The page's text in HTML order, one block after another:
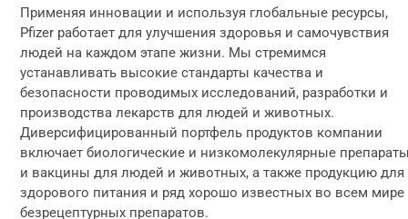
Применяя инновации и используя глобальные ресурсы,
Pfizer работает для улучшения здоровья и самочувствия
людей на каждом этапе жизни. Мы стремимся
устанавливать высокие стандарты качества и
безопасности проводимых исследований, разработки и
производства лекарств для людей и животных.
Диверсифицированный портфель продуктов компании
включает биологические и низкомолекулярные
и вакцины для людей и животных, а также продукцию для
здорового питания и ряд хорошо известных во всем мире
безрецептурных препаратов.